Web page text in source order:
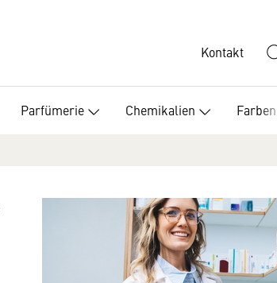
Kontakt
Parfümerie Chemikalien Farben